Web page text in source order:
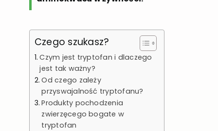
Czego szukasz?
Czym jest tryptofan i dlaczego
jest tak ważny?
Od czego zależy
przyswajalność tryptofanu?
Produkty pochodzenia
zwierzęcego bogate w
tryptofan